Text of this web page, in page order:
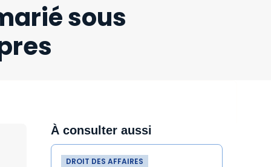
sous
À consulter aussi
DROIT DES AFFAIRES